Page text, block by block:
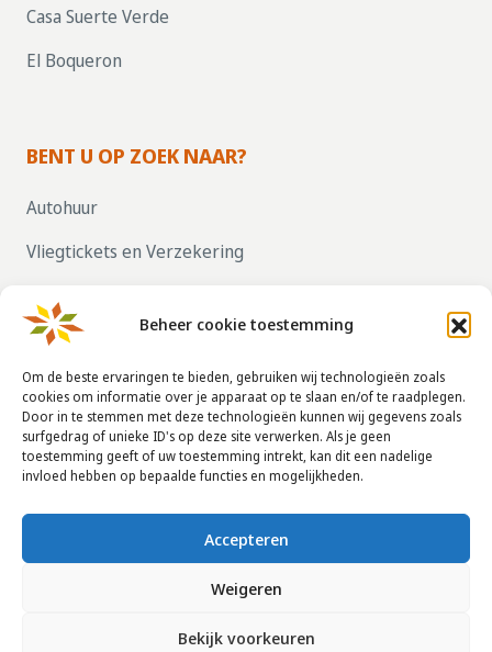
Beheer cookie toestemming
Om de beste ervaringen te bieden, gebruiken wij technologieën zoals
cookies om informatie over je apparaat op te slaan en/of te raadplegen.
Door in te stemmen met deze technologieën kunnen wij gegevens zoals
surfgedrag of unieke ID's op deze site verwerken. Als je geen
toestemming geeft of uw toestemming intrekt, kan dit een nadelige
invloed hebben op bepaalde functies en mogelijkheden.
Accepteren
Weigeren
Bekijk voorkeuren
Casa Suerte Verde
El Boqueron
BENT U OP ZOEK NAAR?
Autohuur
Vliegtickets en Verzekering
ZELF UW HUIS VERHUREN, KLIK HIER!
CONTACTGEGEVENS
info@taha.nl
+31-(0)85-043 88 50
| Huurvoorwaarden